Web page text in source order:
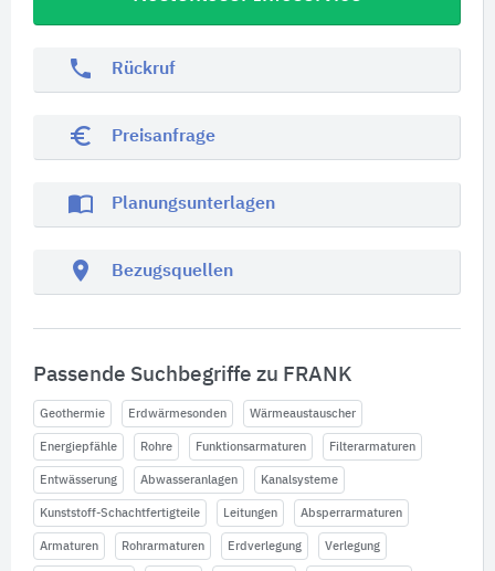
phone Rückruf
euro_symbol Preisanfrage
import_contacts Planungsunterlagen
location_on Bezugsquellen
Passende Suchbegriffe zu FRANK
Geothermie Erdwärmesonden Wärmeaustauscher
Energiepfähle Rohre Funktionsarmaturen Filterarmaturen
Entwässerung Abwasseranlagen Kanalsysteme
Kunststoff-Schachtfertigteile Leitungen Absperrarmaturen
Armaturen Rohrarmaturen Erdverlegung Verlegung